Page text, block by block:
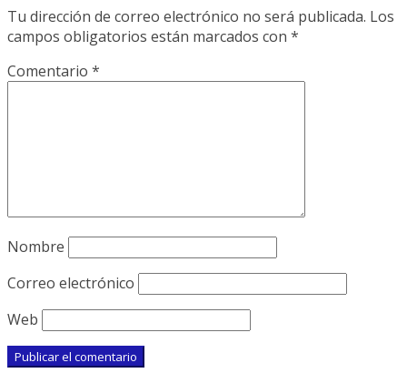
Tu dirección de correo electrónico no será publicada. Los
campos obligatorios están marcados con *
Comentario *
Nombre
Correo electrónico
Web